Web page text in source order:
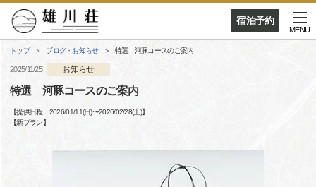
宿泊予約
MENU
トップ ブログ・お知らせ 特選 河豚コースのご案内
2025/11/25 お知らせ
特選 河豚コースのご案内
【提供日程： 2026/01/11(日)〜2026/02/28(土)】
【新プラン】